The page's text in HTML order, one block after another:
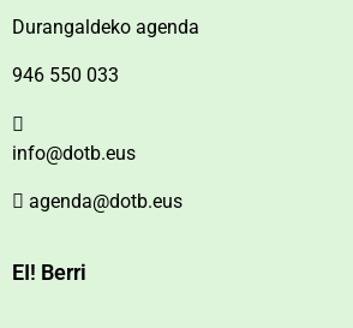
Durangaldeko agenda
946 550 033
info@dotb.eus
agenda@dotb.eus
EI! Berri